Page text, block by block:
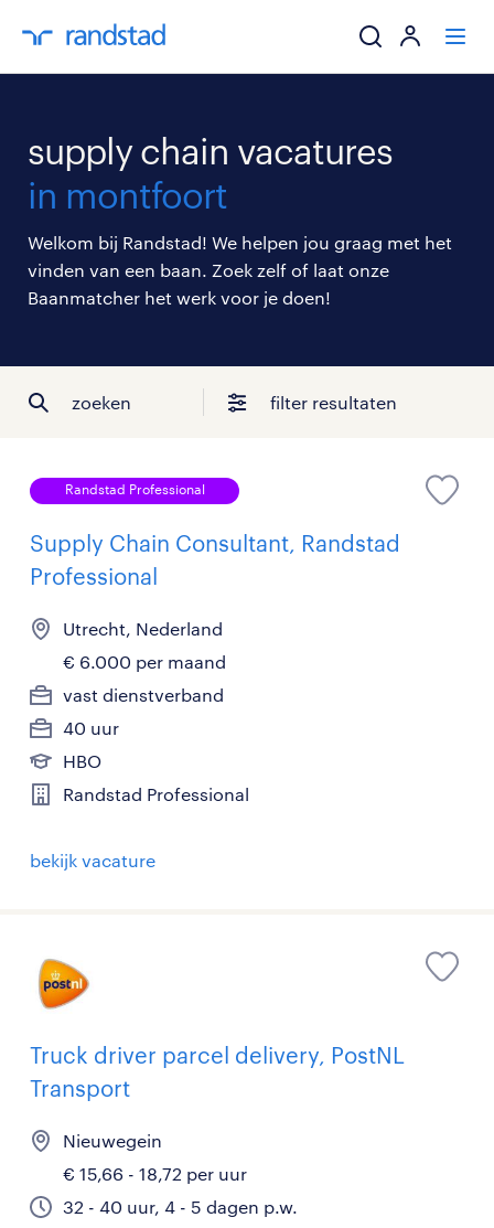
mijn carrière
over randstad
supply chain vacatures
in montfoort
Welkom bij Randstad! We helpen jou graag met het
vinden van een baan. Zoek zelf of laat onze
Baanmatcher het werk voor je doen!
zoeken filter resultaten
Randstad Professional
Supply Chain Consultant, Randstad
Professional
Utrecht, Nederland
€ 6.000 per maand
vast dienstverband
40 uur
HBO
Randstad Professional
bekijk vacature
Truck driver parcel delivery, PostNL
Transport
Nieuwegein
€ 15,66 - 18,72 per uur
32 - 40 uur, 4 - 5 dagen p.w.